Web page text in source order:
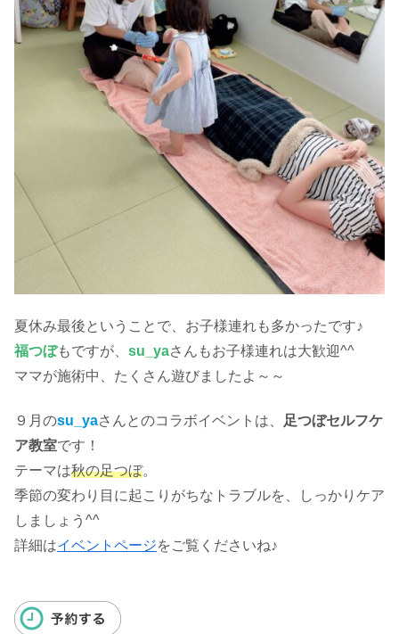
夏休み最後ということで、お子様連れも多かったです♪
福つぼもですが、 su_yaさんもお子様連れは大歓迎^^
ママが施術中、たくさん遊びましたよ～～
９月のsu_yaさんとのコラボイベントは、
足つぼセルフケ
ア教室です！
テーマは秋の足つぼ。
季節の変わり目に起こりがちなトラブルを、しっかりケア
しましょう^^
詳細はイベントページをご覧くださいね♪